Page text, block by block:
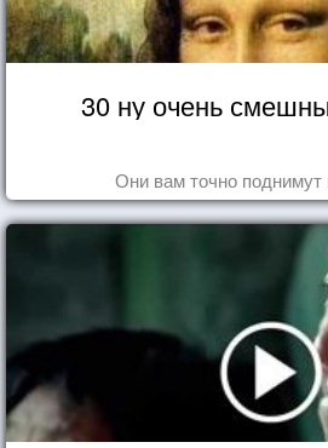
30 ну очень
Они вам точно поднимут